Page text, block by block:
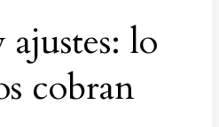
ajustes: lo
cobran